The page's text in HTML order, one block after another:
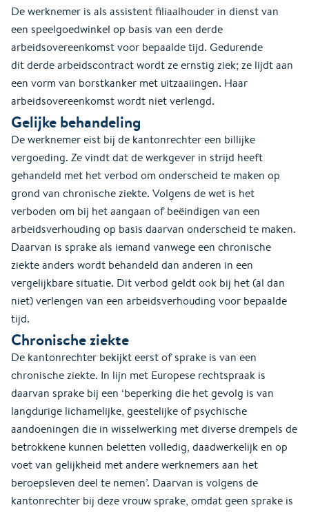
De werknemer is als assistent filiaalhouder in dienst van
een speelgoedwinkel op basis van een derde
arbeidsovereenkomst voor bepaalde tijd. Gedurende
dit derde arbeidscontract wordt ze ernstig ziek; ze lijdt aan
een vorm van borstkanker met uitzaaiingen. Haar
arbeidsovereenkomst wordt niet verlengd.
Gelijke behandeling
De werknemer eist bij de kantonrechter een billijke
vergoeding. Ze vindt dat de werkgever in strijd heeft
gehandeld met het verbod om onderscheid te maken op
grond van chronische ziekte. Volgens de wet is het
verboden om bij het aangaan of beëindigen van een
arbeidsverhouding op basis daarvan onderscheid te maken.
Daarvan is sprake als iemand vanwege een chronische
ziekte anders wordt behandeld dan anderen in een
vergelijkbare situatie. Dit verbod geldt ook bij het (al dan
niet) verlengen van een arbeidsverhouding voor bepaalde
tijd.
Chronische ziekte
De kantonrechter bekijkt eerst of sprake is van een
chronische ziekte. In lijn met Europese rechtspraak is
daarvan sprake bij een ‘beperking die het gevolg is van
langdurige lichamelijke, geestelijke of psychische
aandoeningen die in wisselwerking met diverse drempels de
betrokkene kunnen beletten volledig, daadwerkelijk en op
voet van gelijkheid met andere werknemers aan het
beroepsleven deel te nemen’. Daarvan is volgens de
kantonrechter bij deze vrouw sprake, omdat geen sprake is